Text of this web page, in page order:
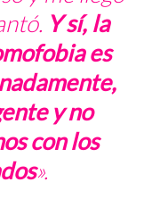
Y sí, la
es
y no
con los
».